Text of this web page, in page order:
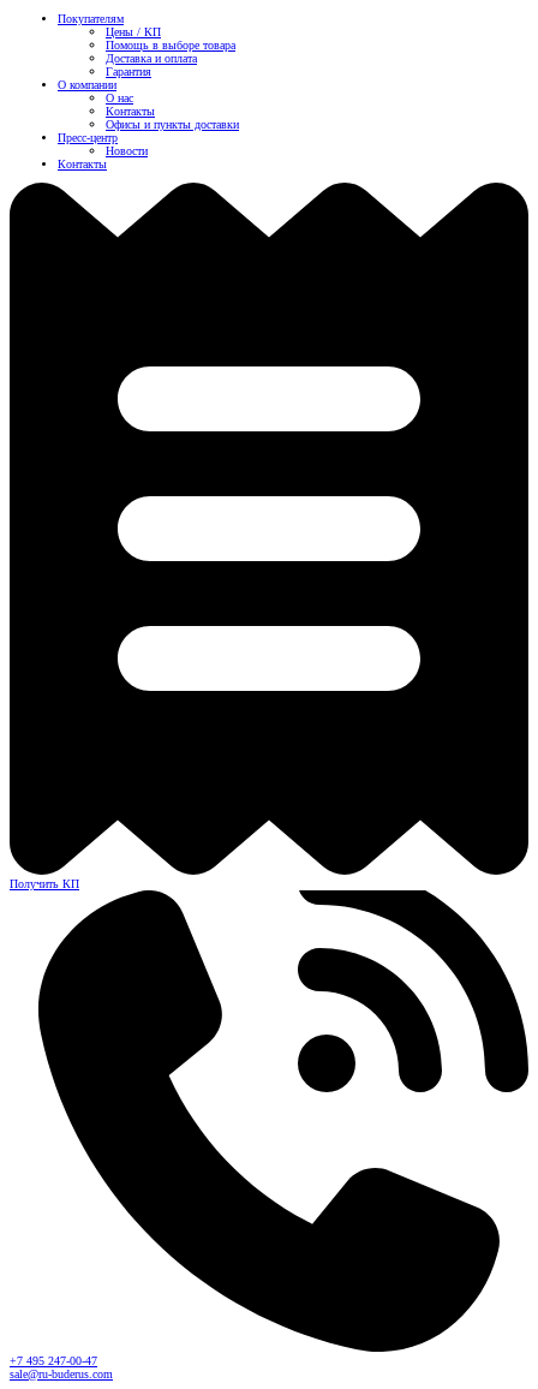
Покупателям
Цены / КП
Помощь в выборе товара
Доставка и оплата
Гарантия
О компании
О нас
Контакты
Офисы и пункты доставки
Пресс-центр
Новости
Контакты
Получить КП
+7 495 247-00-47
sale@ru-buderus.com